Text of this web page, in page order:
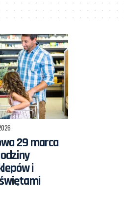
29 marca
i